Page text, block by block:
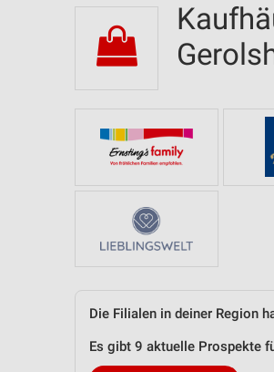
Die Filialen in deiner Region
Es gibt 9 aktuelle Prospekte